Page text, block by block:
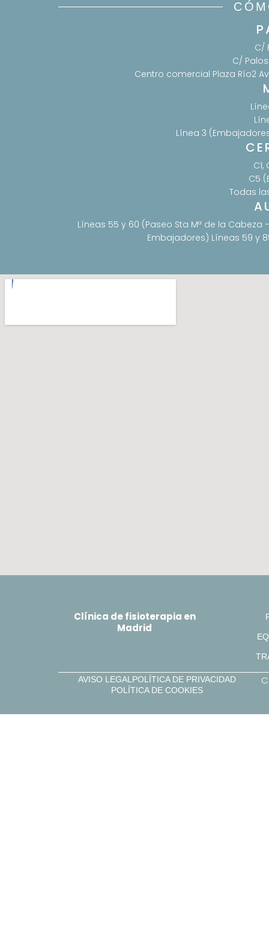
C/
C/
Centro comercial Plaza Río2
Línea 3
C5
Todas
Líneas 55 y 60 (Paseo Sta Mª de la
Embajadores) Líneas 59 y
Clínica de fisioterapia en
Madrid
AVISO LEGALPOLÍTICA DE PRIVACIDAD
POLÍTICA DE COOKIES